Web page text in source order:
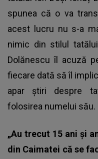
spunea că o va
acest lucru nu s-a
nimic din stilul
Dolănescu îl acuză
fiecare dată să îl
apar știri despre
folosirea numelui său.
„Au trecut 15 ani și
din Caimatei că se